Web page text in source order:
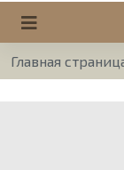
Главная